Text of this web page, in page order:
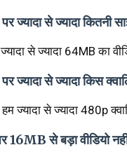
से ज्यादा कितनी
से ज्यादा 64MB का
से ज्यादा किस
ज्यादा से ज्यादा 480p
16MB से बड़ा वीडियो